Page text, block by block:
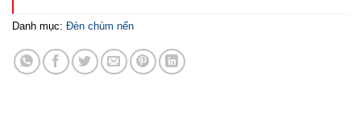
Danh mục: Đèn chùm nến